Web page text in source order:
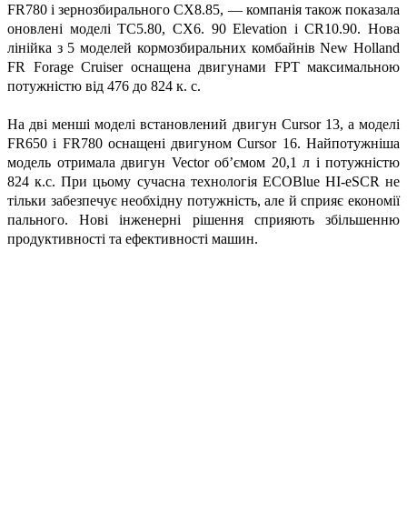
FR780 і зернозбирального CX8.85, — компанія також показала
оновлені моделі TC5.80, CX6. 90 Elevation і CR10.90. Нова
лінійка з 5 моделей кормозбиральних комбайнів New Holland
FR Forage Cruiser оснащена двигунами FРT максимальною
потужністю від 476 до 824 к. с.
На дві менші моделі встановлений двигун Cursor 13, а моделі
FR650 і FR780 оснащені двигуном Cursor 16. Найпотужніша
модель отримала двигун Vector об’ємом 20,1 л і потужністю
824 к.с. При цьому сучасна технологія ECOBlue HI-eSCR не
тільки забезпечує необхідну потужність, але й сприяє економії
пального. Нові інженерні рішення сприяють збільшенню
продуктивності та ефективності машин.